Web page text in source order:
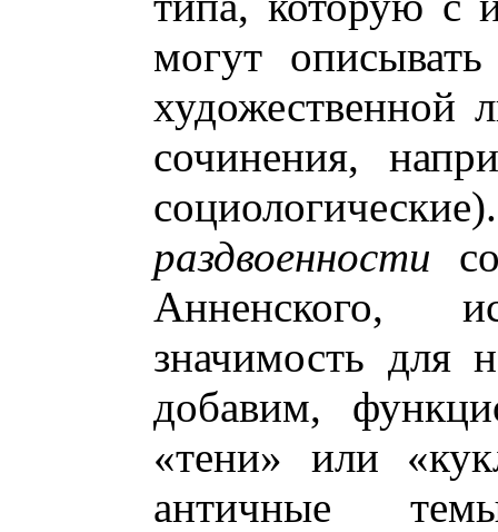
могут
художественной
сочинения,
раздвоенности
Анненского,
значимость для
добавим,
«тени» или
античные